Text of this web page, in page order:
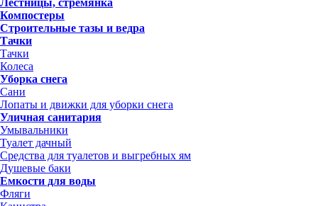
Лестницы, стремянка
Компостеры
Строительные тазы и ведра
Тачки
Тачки
Колеса
Уборка снега
Сани
Лопаты и движки для уборки снега
Уличная санитария
Умывальники
Туалет дачный
Средства для туалетов и выгребных ям
Душевые баки
Емкости для воды
Фляги